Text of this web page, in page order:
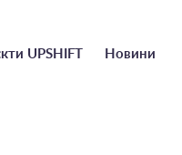
UPSHIFT Новини